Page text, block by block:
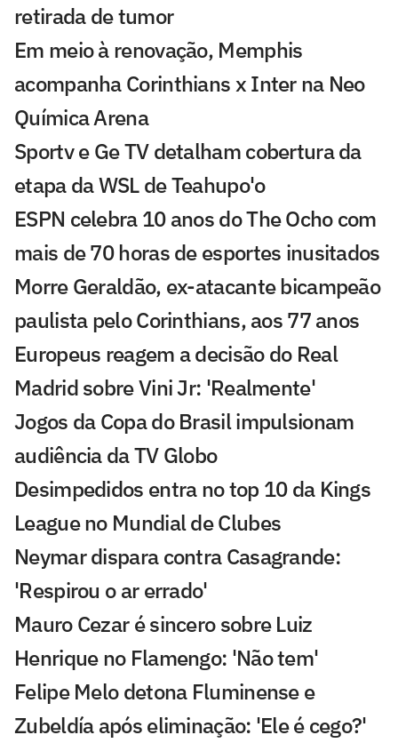
retirada de tumor
Em meio à renovação, Memphis
acompanha Corinthians x Inter na Neo
Química Arena
Sportv e Ge TV detalham cobertura da
etapa da WSL de Teahupo'o
ESPN celebra 10 anos do The Ocho com
mais de 70 horas de esportes inusitados
Morre Geraldão, ex-atacante bicampeão
paulista pelo Corinthians, aos 77 anos
Europeus reagem a decisão do Real
Madrid sobre Vini Jr: 'Realmente'
Jogos da Copa do Brasil impulsionam
audiência da TV Globo
Desimpedidos entra no top 10 da Kings
League no Mundial de Clubes
Neymar dispara contra Casagrande:
'Respirou o ar errado'
Mauro Cezar é sincero sobre Luiz
Henrique no Flamengo: 'Não tem'
Felipe Melo detona Fluminense e
Zubeldía após eliminação: 'Ele é cego?'